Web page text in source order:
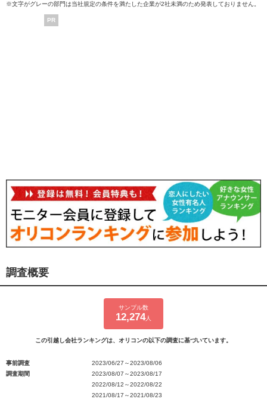
※文字がグレーの部門は当社規定の条件を満たした企業が2社未満のため発表しておりません。
PR
調査概要
サンプル数
12,274人
この引越し会社ランキングは、オリコンの以下の調査に基づいています。
事前調査
2023/06/27～2023/08/06
調査期間
2023/08/07～2023/08/17
2022/08/12～2022/08/22
2021/08/17～2021/08/23